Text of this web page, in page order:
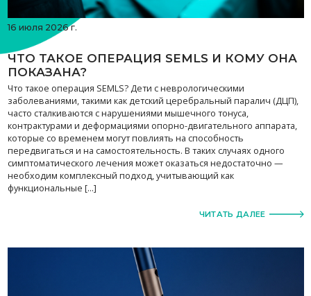
16 июля 2026 г.
ЧТО ТАКОЕ ОПЕРАЦИЯ SEMLS И КОМУ ОНА
ПОКАЗАНА?
Что такое операция SEMLS? Дети с неврологическими
заболеваниями, такими как детский церебральный паралич (ДЦП),
часто сталкиваются с нарушениями мышечного тонуса,
контрактурами и деформациями опорно-двигательного аппарата,
которые со временем могут повлиять на способность
передвигаться и на самостоятельность. В таких случаях одного
симптоматического лечения может оказаться недостаточно —
необходим комплексный подход, учитывающий как
функциональные […]
ЧИТАТЬ ДАЛЕЕ